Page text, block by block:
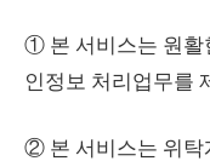
① 본 서비스는 원활
인정보 처리업무를
② 본 서비스는 위탁